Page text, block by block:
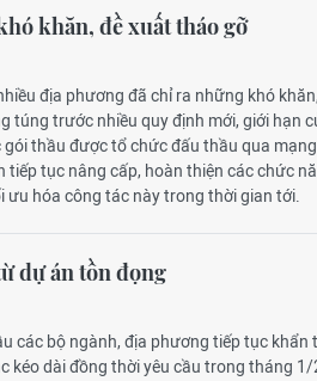
khăn, đề xuất tháo gỡ
địa phương đã chỉ ra những khó
túng trước nhiều quy định mới, giới hạn
thầu được tổ chức đấu thầu qua
tiếp tục nâng cấp, hoàn thiện các chức
ưu hóa công tác này trong thời gian tới.
dự án tồn đọng
các bộ ngành, địa phương tiếp tục khẩn
kéo dài đồng thời yêu cầu trong tháng